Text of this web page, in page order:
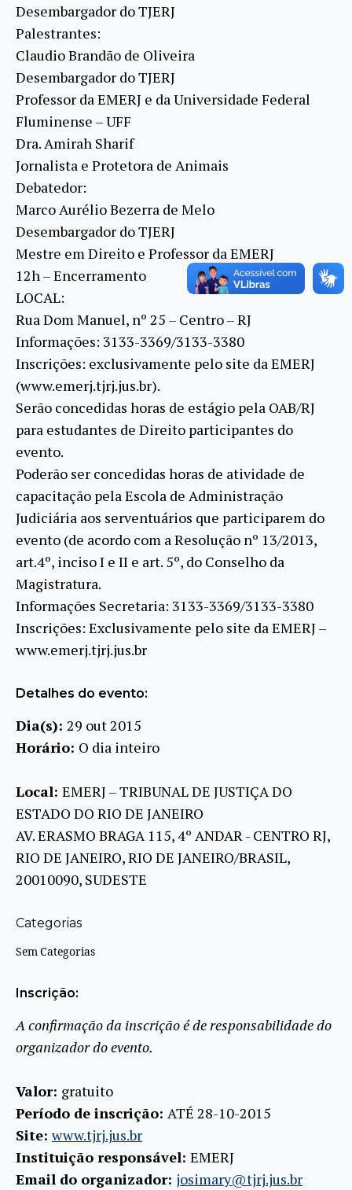
Desembargador do TJERJ
Palestrantes:
Claudio Brandão de Oliveira
Desembargador do TJERJ
Professor da EMERJ e da Universidade Federal
Fluminense – UFF
Dra. Amirah Sharif
Jornalista e Protetora de Animais
Debatedor:
Marco Aurélio Bezerra de Melo
Desembargador do TJERJ
Mestre em Direito e Professor da EMERJ
12h – Encerramento
LOCAL:
Rua Dom Manuel, nº 25 – Centro – RJ
Informações: 3133-3369/3133-3380
Inscrições: exclusivamente pelo site da EMERJ
(www.emerj.tjrj.jus.br).
Serão concedidas horas de estágio pela OAB/RJ
para estudantes de Direito participantes do
evento.
Poderão ser concedidas horas de atividade de
capacitação pela Escola de Administração
Judiciária aos serventuários que participarem do
evento (de acordo com a Resolução nº 13/2013,
art.4º, inciso I e II e art. 5º, do Conselho da
Magistratura.
Informações Secretaria: 3133-3369/3133-3380
Inscrições: Exclusivamente pelo site da EMERJ –
www.emerj.tjrj.jus.br
Detalhes do evento:
Dia(s): 29 out 2015
Horário: O dia inteiro
Local: EMERJ – TRIBUNAL DE JUSTIÇA DO
ESTADO DO RIO DE JANEIRO
AV. ERASMO BRAGA 115, 4º ANDAR - CENTRO RJ,
RIO DE JANEIRO, RIO DE JANEIRO/BRASIL,
20010090, SUDESTE
Categorias
Sem Categorias
Inscrição:
A confirmação da inscrição é de responsabilidade do
organizador do evento.
Valor: gratuito
Período de inscrição: ATÉ 28-10-2015
Site:www.tjrj.jus.br
Instituição responsável: EMERJ
Email do organizador: josimary@tjrj.jus.br